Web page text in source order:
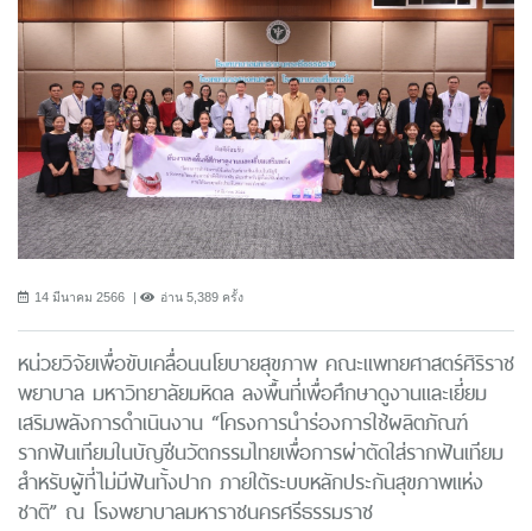
14 มีนาคม 2566 อ่าน 5,389 ครั้ง
หน่วยวิจัยเพื่อขับเคลื่อนนโยบายสุขภาพ คณะแพทยศาสตร์ศิริราช
พยาบาล มหาวิทยาลัยมหิดล ลงพื้นที่เพื่อศึกษาดูงานและเยี่ยม
เสริมพลังการดำเนินงาน “โครงการนําร่องการใช้ผลิตภัณฑ์
รากฟันเทียมในบัญชีนวัตกรรมไทยเพื่อการผ่าตัดใส่รากฟันเทียม
สำหรับผู้ที่ไม่มีฟันทั้งปาก ภายใต้ระบบหลักประกันสุขภาพแห่ง
ชาติ” ณ โรงพยาบาลมหาราชนครศรีธรรมราช